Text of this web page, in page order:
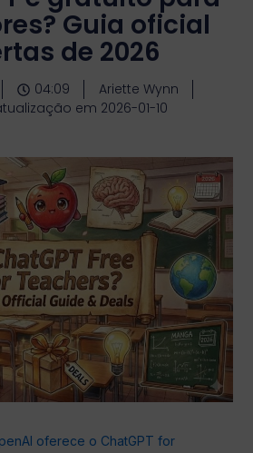
Guia oficial
de 2026
04:09
Ariette Wynn
em 2026-01-10
oferece o ChatGPT for